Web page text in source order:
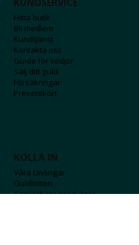
Hitta butik
Bli medlem
Kundtjänst
Kontakta oss
Guide för kedjor
Sälj ditt guld
Försäkringar
Presentkort
KOLLA IN
Våra tävlingar
Guldlotten
Graverbara produkter